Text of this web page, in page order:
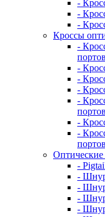
-
-
-
Кроссы
-
портов
-
-
-
-
портов
-
-
портов
-
-
-
-
-